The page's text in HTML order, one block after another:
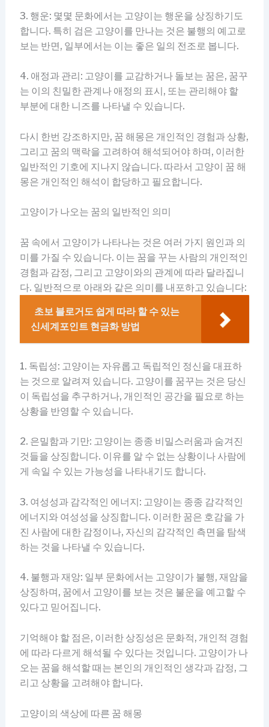
3. 행운: 몇몇 문화에서는 고양이는 행운을 상징하기도
합니다. 특히 검은 고양이를 만나는 것은 불행의 예고로
보는 반면, 일부에서는 이는 좋은 일의 전조로 봅니다.
4. 애정과 관리: 고양이를 교감하거나 돌보는 꿈은, 꿈꾸
는 이의 친밀한 관계나 애정의 표시, 또는 관리해야 할
부분에 대한 니즈를 나타낼 수 있습니다.
다시 한번 강조하지만, 꿈 해몽은 개인적인 경험과 상황,
그리고 꿈의 맥락을 고려하여 해석되어야 하며, 이러한
일반적인 기호에 지나지 않습니다. 따라서 고양이 꿈 해
몽은 개인적인 해석이 합당하고 필요합니다.
고양이가 나오는 꿈의 일반적인 의미
꿈 속에서 고양이가 나타나는 것은 여러 가지 원인과 의
미를 가질 수 있습니다. 이는 꿈을 꾸는 사람의 개인적인
경험과 감정, 그리고 고양이와의 관계에 따라 달라집니
다. 일반적으로 아래와 같은 의미를 내포하고 있습니다:
초보 블로거도 쉽게 따라 할 수 있는
신세계포인트 현금화 방법
1. 독립성: 고양이는 자유롭고 독립적인 정신을 대표하
는 것으로 알려져 있습니다. 고양이를 꿈꾸는 것은 당신
이 독립성을 추구하거나, 개인적인 공간을 필요로 하는
상황을 반영할 수 있습니다.
2. 은밀함과 기만: 고양이는 종종 비밀스러움과 숨겨진
것들을 상징합니다. 이유를 알 수 없는 상황이나 사람에
게 속일 수 있는 가능성을 나타내기도 합니다.
3. 여성성과 감각적인 에너지: 고양이는 종종 감각적인
에너지와 여성성을 상징합니다. 이러한 꿈은 호감을 가
진 사람에 대한 감정이나, 자신의 감각적인 측면을 탐색
하는 것을 나타낼 수 있습니다.
4. 불행과 재앙: 일부 문화에서는 고양이가 불행, 재암을
상징하며, 꿈에서 고양이를 보는 것은 불운을 예고할 수
있다고 믿어집니다.
기억해야 할 점은, 이러한 상징성은 문화적, 개인적 경험
에 따라 다르게 해석될 수 있다는 것입니다. 고양이가 나
오는 꿈을 해석할 때는 본인의 개인적인 생각과 감정, 그
리고 상황을 고려해야 합니다.
고양이의 색상에 따른 꿈 해몽